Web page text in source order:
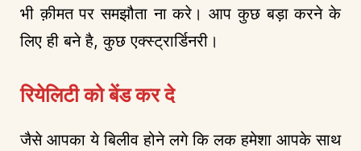
भी क़ीमत पर समझौता ना करे। आप कुछ बड़ा करने के
लिए ही बने है, कुछ एक्स्ट्रार्डिनरी।
रियेलिटी को बेंड कर दे
जैसे आपका ये बिलीव होने लगे कि लक हमेशा आपके साथ